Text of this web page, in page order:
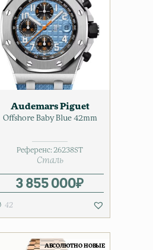
Audemars Piguet
Offshore Baby Blue 42mm
Референс: 26238ST
Сталь
3 855 000₽
42
АБСОЛЮТНО НОВЫЕ